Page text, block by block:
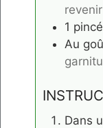
1
Au
Dans